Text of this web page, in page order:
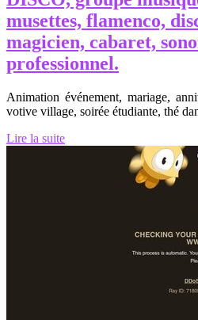
musettes, flamenco,
magicien, cabaret,
profes­sion­nel.
Animation événement, mariage,
votive village, soirée étudiante, thé
Lire la suite